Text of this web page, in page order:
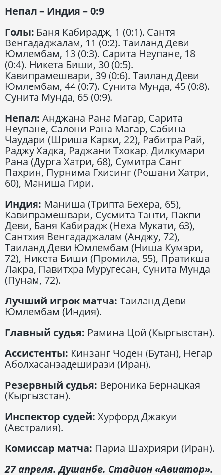
Непал – Индия – 0:9
Голы: Баня Кабирадж, 1 (0:1). Сантя
Венгададжалам, 11 (0:2). Таиланд Деви
Юмлембам, 13 (0:3). Сарита Неупане, 18
(0:4). Никета Биши, 30 (0:5).
Кавипрамешвари, 39 (0:6). Таиланд Деви
Юмлембам, 44 (0:7). Сунита Мунда, 45 (0:8).
Сунита Мунда, 65 (0:9).
Непал: Анджана Рана Магар, Сарита
Неупане, Салони Рана Магар, Сабина
Чаудари (Шриша Карки, 22), Рабитра Рай,
Раджу Хадка, Раджани Тхокар, Дилкумари
Рана (Дурга Хатри, 68), Сумитра Санг
Пахрин, Пурнима Гхисинг (Рошани Хатри,
60), Маниша Гири.
Индия: Маниша (Трипта Бехера, 65),
Кавипрамешвари, Сусмита Танти, Пакпи
Деви, Баня Кабирадж (Неха Мукати, 63),
Сантхия Венгададжалам (Анджу, 72),
Таиланд Деви Юмлембам (Ниша Кумари,
72), Никета Биши (Промила, 55), Пратикша
Лакра, Павитхра Муругесан, Сунита Мунда
(Пунам, 72).
Лучший игрок матча: Таиланд Деви
Юмлембам (Индия).
Главный судья: Рамина Цой (Кыргызстан).
Ассистенты: Кинзанг Чоден (Бутан), Негар
Аболхасанзадеширази (Иран).
Резервный судья: Вероника Бернацкая
(Кыргызстан).
Инспектор судей: Хурфорд Джакуи
(Австралия).
Комиссар матча: Париа Шахрияри (Иран).
27 апреля. Душанбе. Стадион «Авиатор».